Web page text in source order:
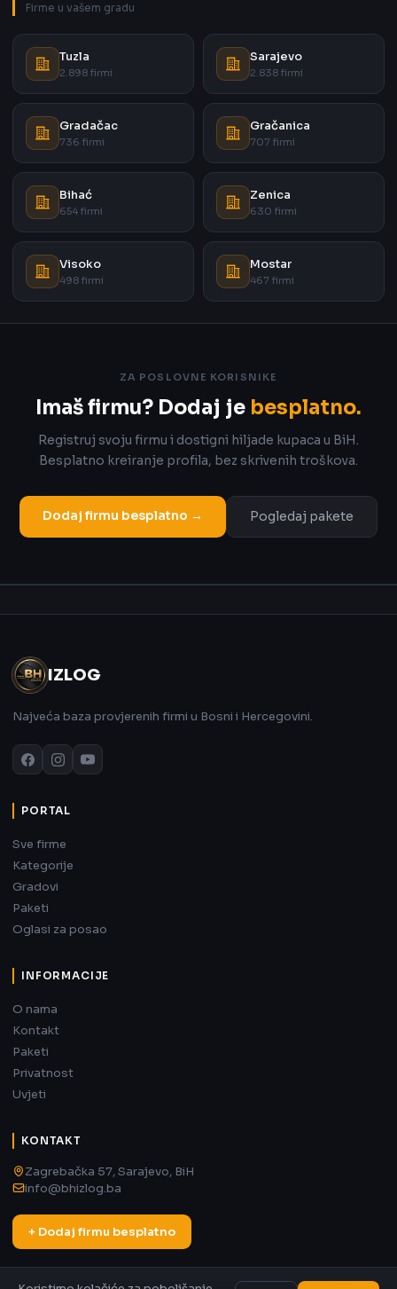
Firme u vašem gradu
Tuzla
2.898 firmi
Sarajevo
2.838 firmi
Gradačac
736 firmi
Gračanica
707 firmi
Bihać
654 firmi
Zenica
630 firmi
Visoko
498 firmi
Mostar
467 firmi
ZA POSLOVNE KORISNIKE
Imaš firmu? Dodaj je besplatno.
Registruj svoju firmu i dostigni hiljade kupaca u BiH.
Besplatno kreiranje profila, bez skrivenih troškova.
Dodaj firmu besplatno → Pogledaj pakete
IZLOG
Najveća baza provjerenih firmi u Bosni i Hercegovini.
PORTAL
Sve firme
Kategorije
Gradovi
Paketi
Oglasi za posao
INFORMACIJE
O nama
Kontakt
Paketi
Privatnost
Uvjeti
KONTAKT
Zagrebačka 57, Sarajevo, BiH
info@bhizlog.ba
+ Dodaj firmu besplatno